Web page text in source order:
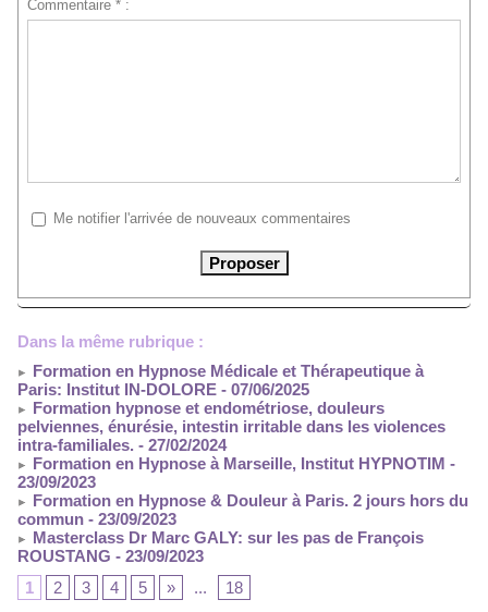
Commentaire * :
Me notifier l'arrivée de nouveaux commentaires
Dans la même rubrique :
Formation en Hypnose Médicale et Thérapeutique à
Paris: Institut IN-DOLORE - 07/06/2025
Formation hypnose et endométriose, douleurs
pelviennes, énurésie, intestin irritable dans les violences
intra-familiales. - 27/02/2024
Formation en Hypnose à Marseille, Institut HYPNOTIM -
23/09/2023
Formation en Hypnose & Douleur à Paris. 2 jours hors du
commun - 23/09/2023
Masterclass Dr Marc GALY: sur les pas de François
ROUSTANG - 23/09/2023
1
2 3 4 5 » ... 18